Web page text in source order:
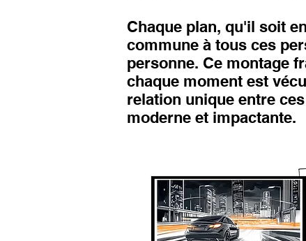
Chaque plan, qu'il soit
commune à tous ces
personne. Ce montage
chaque moment est
relation unique entre
moderne et impactante.